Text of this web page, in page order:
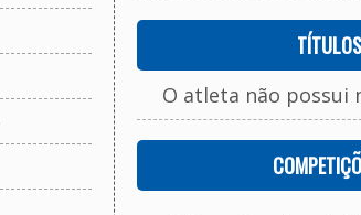
O atleta não possui